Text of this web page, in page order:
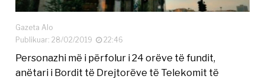
Gazeta Alo
Publikuar: 28/02/2019
22:46
Personazhi më i përfolur i 24 orëve të fundit,
anëtari i Bordit të Drejtorëve të Telekomit të